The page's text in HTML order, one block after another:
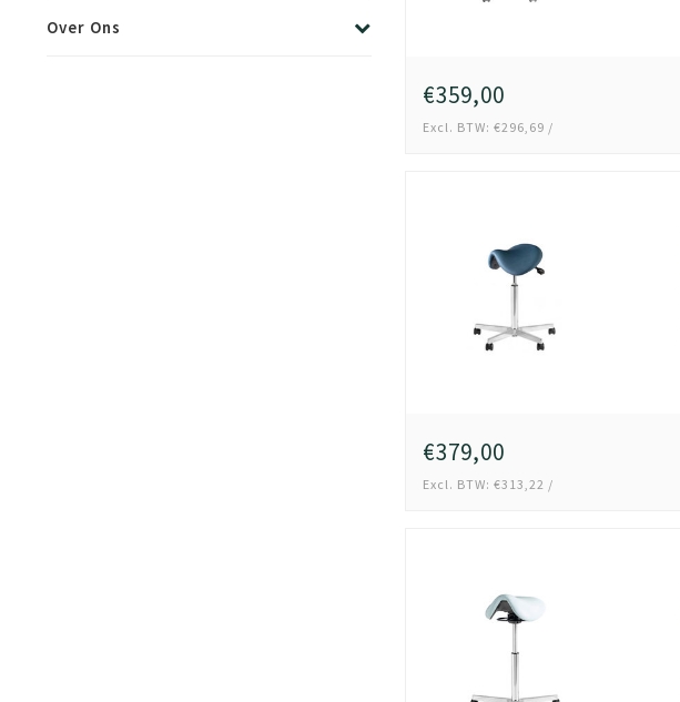
Over Ons
€359,00
Excl. BTW: €296,69 /
€379,00
Excl. BTW: €313,22 /